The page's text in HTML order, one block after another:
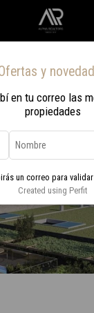
y
en tu correo las
propiedades
un correo para
Created using Perfit